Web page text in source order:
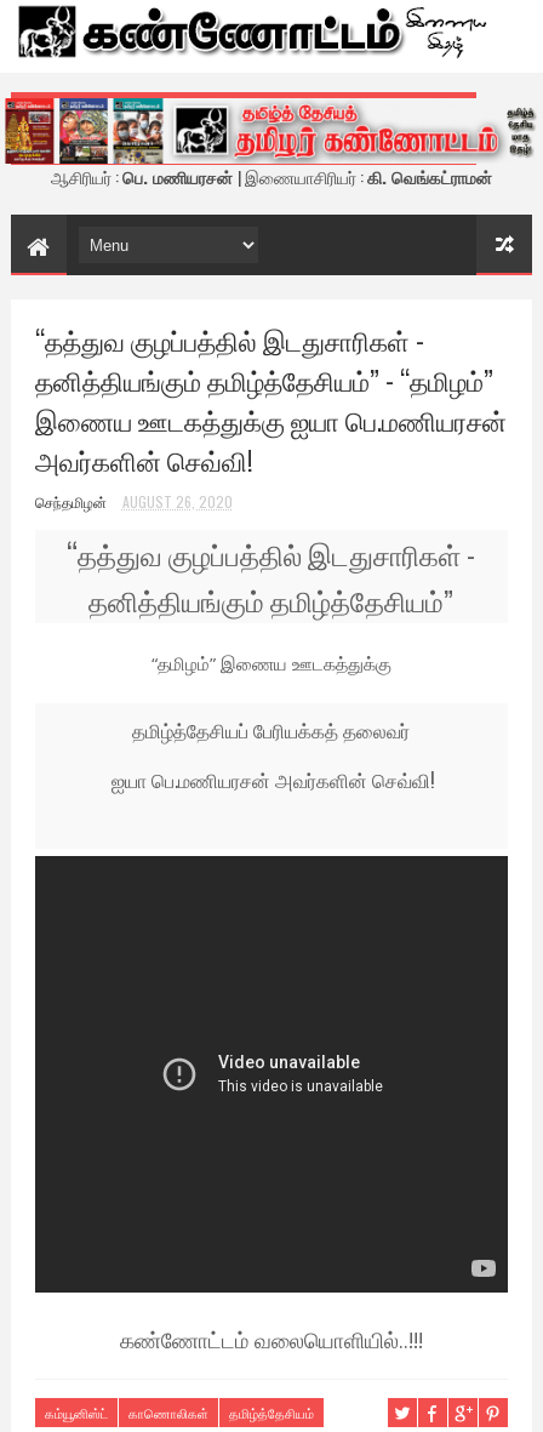
கண்ணோட்டம் - இணைய இதழ்
ஆசிரியர் :பெ. மணியரசன் | இணையாசிரியர் :கி. வெங்கட்ராமன்
“தத்துவ குழப்பத்தில் இடதுசாரிகள் -
தனித்தியங்கும் தமிழ்த்தேசியம்” - “தமிழம்”
இணைய ஊடகத்துக்கு ஐயா பெ.மணியரசன்
அவர்களின் செவ்வி!
செந்தமிழன் AUGUST 26, 2020
“தத்துவ குழப்பத்தில் இடதுசாரிகள் -
தனித்தியங்கும் தமிழ்த்தேசியம்”
“தமிழம்” இணைய ஊடகத்துக்கு
தமிழ்த்தேசியப் பேரியக்கத் தலைவர்
ஐயா பெ.மணியரசன் அவர்களின் செவ்வி!
கண்ணோட்டம் வலையொளியில்..!!!
கம்யூனிஸ்ட் காணொலிகள் தமிழ்த்தேசியம்